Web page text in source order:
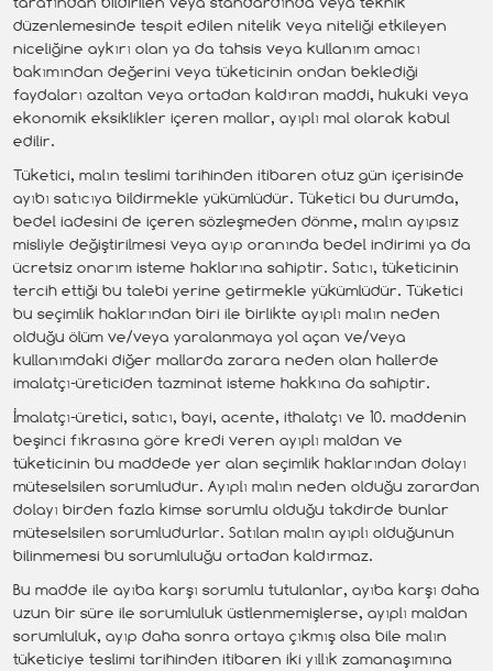
düzenlemesinde tespit edilen nitelik veya niteliği etkileyen
niceliğine aykırı olan ya da tahsis veya kullanım amacı
bakımından değerini veya tüketicinin ondan beklediği
faydaları azaltan veya ortadan kaldıran maddi, hukuki veya
ekonomik eksiklikler içeren mallar, ayıplı mal olarak kabul
edilir.
Tüketici, malın teslimi tarihinden itibaren otuz gün içerisinde
ayıbı satıcıya bildirmekle yükümlüdür. Tüketici bu durumda,
bedel iadesini de içeren sözleşmeden dönme, malın ayıpsız
misliyle değiştirilmesi veya ayıp oranında bedel indirimi ya da
ücretsiz onarım isteme haklarına sahiptir. Satıcı, tüketicinin
tercih ettiği bu talebi yerine getirmekle yükümlüdür. Tüketici
bu seçimlik haklarından biri ile birlikte ayıplı malın neden
olduğu ölüm ve/veya yaralanmaya yol açan ve/veya
kullanımdaki diğer mallarda zarara neden olan hallerde
imalatçı-üreticiden tazminat isteme hakkına da sahiptir.
İmalatçı-üretici, satıcı, bayi, acente, ithalatçı ve 10. maddenin
beşinci fıkrasına göre kredi veren ayıplı maldan ve
tüketicinin bu maddede yer alan seçimlik haklarından dolayı
müteselsilen sorumludur. Ayıplı malın neden olduğu zarardan
dolayı birden fazla kimse sorumlu olduğu takdirde bunlar
müteselsilen sorumludurlar. Satılan malın ayıplı olduğunun
bilinmemesi bu sorumluluğu ortadan kaldırmaz.
Bu madde ile ayıba karşı sorumlu tutulanlar, ayıba karşı daha
uzun bir süre ile sorumluluk üstlenmemişlerse, ayıplı maldan
sorumluluk, ayıp daha sonra ortaya çıkmış olsa bile malın
tüketiciye teslimi tarihinden itibaren iki yıllık zamanaşımına